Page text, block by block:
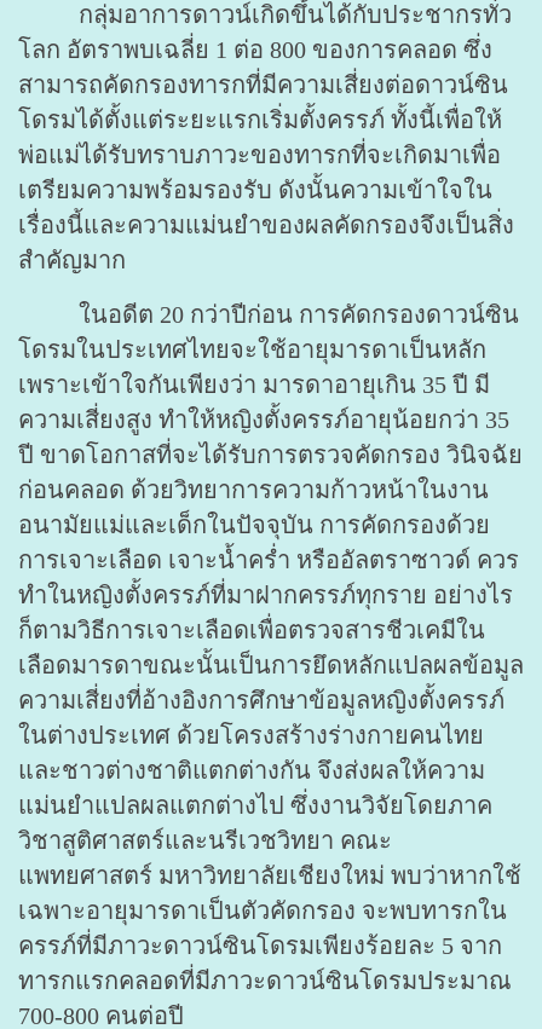
กลุ่มอาการดาวน์เกิดขึ้นได้กับประชากรทั่ว
โลก อัตราพบเฉลี่ย 1 ต่อ 800 ของการคลอด ซึ่ง
สามารถคัดกรองทารกที่มีความเสี่ยงต่อดาวน์ซิน
โดรมได้ตั้งแต่ระยะแรกเริ่มตั้งครรภ์ ทั้งนี้เพื่อให้
พ่อแม่ได้รับทราบภาวะของทารกที่จะเกิดมาเพื่อ
เตรียมความพร้อมรองรับ ดังนั้นความเข้าใจใน
เรื่องนี้และความแม่นยำของผลคัดกรองจึงเป็นสิ่ง
สำคัญมาก
ในอดีต 20 กว่าปีก่อน การคัดกรองดาวน์ซิน
โดรมในประเทศไทยจะใช้อายุมารดาเป็นหลัก
เพราะเข้าใจกันเพียงว่า มารดาอายุเกิน 35 ปี มี
ความเสี่ยงสูง ทำให้หญิงตั้งครรภ์อายุน้อยกว่า 35
ปี ขาดโอกาสที่จะได้รับการตรวจคัดกรอง วินิจฉัย
ก่อนคลอด ด้วยวิทยาการความก้าวหน้าในงาน
อนามัยแม่และเด็กในปัจจุบัน การคัดกรองด้วย
การเจาะเลือด เจาะน้ำคร่ำ หรืออัลตราซาวด์ ควร
ทำในหญิงตั้งครรภ์ที่มาฝากครรภ์ทุกราย อย่างไร
ก็ตามวิธีการเจาะเลือดเพื่อตรวจสารชีวเคมีใน
เลือดมารดาขณะนั้นเป็นการยึดหลักแปลผลข้อมูล
ความเสี่ยงที่อ้างอิงการศึกษาข้อมูลหญิงตั้งครรภ์
ในต่างประเทศ ด้วยโครงสร้างร่างกายคนไทย
และชาวต่างชาติแตกต่างกัน จึงส่งผลให้ความ
แม่นยำแปลผลแตกต่างไป ซึ่งงานวิจัยโดยภาค
วิชาสูติศาสตร์และนรีเวชวิทยา คณะ
แพทยศาสตร์ มหาวิทยาลัยเชียงใหม่ พบว่าหากใช้
เฉพาะอายุมารดาเป็นตัวคัดกรอง จะพบทารกใน
ครรภ์ที่มีภาวะดาวน์ซินโดรมเพียงร้อยละ 5 จาก
ทารกแรกคลอดที่มีภาวะดาวน์ซินโดรมประมาณ
700-800 คนต่อปี